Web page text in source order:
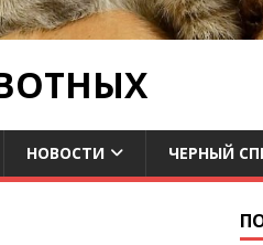
НОВОСТИ ЧЕРНЫЙ